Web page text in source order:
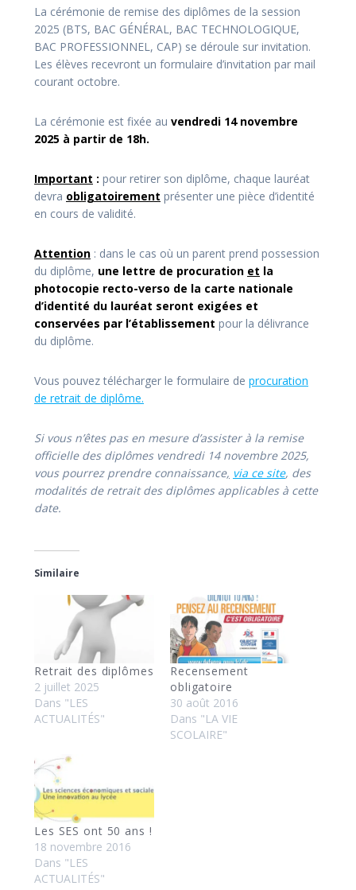
La cérémonie de remise des diplômes de la session
2025 (BTS, BAC GÉNÉRAL, BAC TECHNOLOGIQUE,
BAC PROFESSIONNEL, CAP) se déroule sur invitation.
Les élèves recevront un formulaire d’invitation par mail
courant octobre.
La cérémonie est fixée au vendredi 14 novembre
2025 à partir de 18h.
Important : pour retirer son diplôme, chaque lauréat
devra obligatoirement présenter une pièce d’identité
en cours de validité.
Attention : dans le cas où un parent prend possession
du diplôme, une lettre de procuration et la
photocopie recto-verso de la carte nationale
d’identité du lauréat seront exigées et
conservées par l’établissement pour la délivrance
du diplôme.
Vous pouvez télécharger le formulaire de procuration
de retrait de diplôme.
Si vous n’êtes pas en mesure d’assister à la remise
officielle des diplômes vendredi 14 novembre 2025,
vous pourrez prendre connaissance, via ce site, des
modalités de retrait des diplômes applicables à cette
date.
Similaire
Retrait des diplômes
2 juillet 2025
Dans "LES
ACTUALITÉS"
Recensement
obligatoire
30 août 2016
Dans "LA VIE
SCOLAIRE"
Les SES ont 50 ans !
18 novembre 2016
Dans "LES
ACTUALITÉS"